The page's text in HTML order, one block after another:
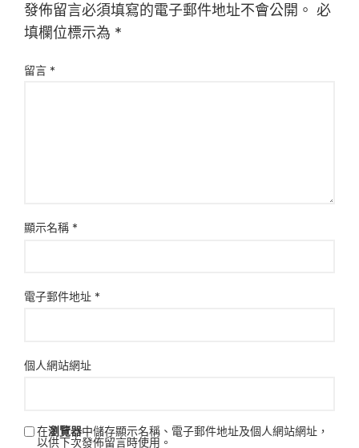
發佈留言必須填寫的電子郵件地址不會公開。 必
填欄位標示為 *
留言 *
顯示名稱 *
電子郵件地址 *
個人網站網址
在瀏覽器中儲存顯示名稱、電子郵件地址及個人網站網址，
以供下次發佈留言時使用。